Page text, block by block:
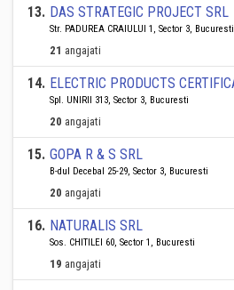
13. DAS STRATEGIC PROJECT SRL
Str. PADUREA CRAIULUI 1, Sector 3, Bucuresti
21 angajati
14.
Spl. UNIRII 313, Sector 3, Bucuresti
20 angajati
15. GOPA R & S SRL
B-dul Decebal 25-29, Sector 3, Bucuresti
20 angajati
16. NATURALIS SRL
Sos. CHITILEI 60, Sector 1, Bucuresti
19 angajati